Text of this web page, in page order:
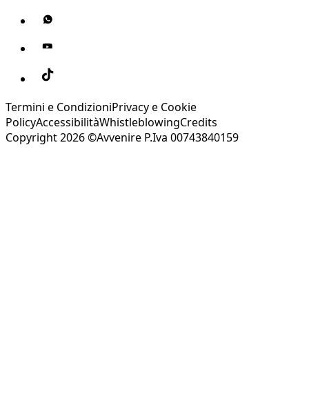
Termini e CondizioniPrivacy e Cookie
PolicyAccessibilitàWhistleblowingCredits
Copyright 2026 ©Avvenire P.Iva 00743840159